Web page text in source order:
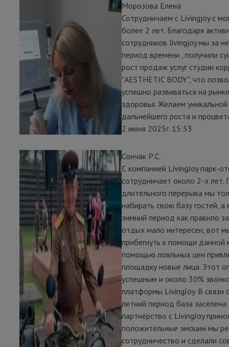
Морозова Елена
Сотрудничаем с Livingjoy с
более 2 лет. Благодаря
сотрудников livingjoy мы за
период времени , получили
рост продаж услуг студии
"AESTHETIC BODY", что
успешно развиваться на
здоровья. Желаем
дальнейшего роста и
2 июня 2025г. 15:53
Сончак Р.С.
С компанией LivingJoy парк-
сотрудничает около 2-х лет.
длительного перерыва мы
набирать свою базу гостей, а
зимний период как правило
отдых мало интересен, вот
прибегнуть к помощи данной
помощью лояльных цен
площадку новые лица. Этот
успешным и около 30%
платформы LivingJoy. В связи
летний период база
партнёрство с LivingJoy
положительные эмоции мы
сотрудничество и сделали